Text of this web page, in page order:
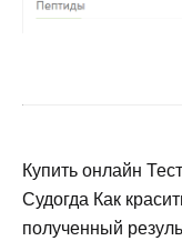
Купить онлайн
Судогда Как
полученный